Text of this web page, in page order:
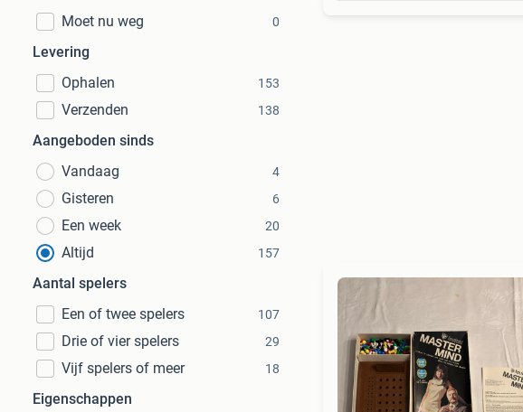
Moet nu weg
0
Levering
Ophalen
153
Verzenden 138
Aangeboden sinds
Vandaag
4
Gisteren 6
Een week 20
Altijd 157
Aantal spelers
Een of twee spelers
107
Drie of vier spelers 29
Vijf spelers of meer 18
Eigenschappen